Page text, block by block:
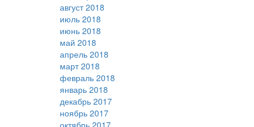
август 2018
июль 2018
июнь 2018
май 2018
апрель 2018
март 2018
февраль 2018
январь 2018
декабрь 2017
ноябрь 2017